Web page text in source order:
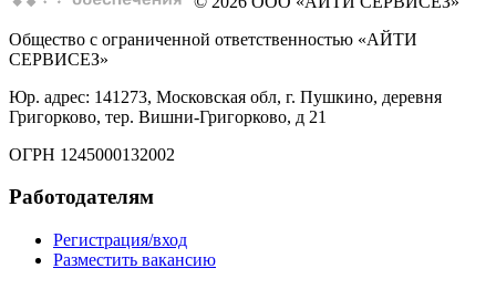
Общество с ограниченной ответственностью «АЙТИ
СЕРВИСЕЗ»
Юр. адрес: 141273, Московская обл, г. Пушкино, деревня
Григорково, тер. Вишни-Григорково, д 21
ОГРН 1245000132002
Работодателям
Регистрация/вход
Разместить вакансию